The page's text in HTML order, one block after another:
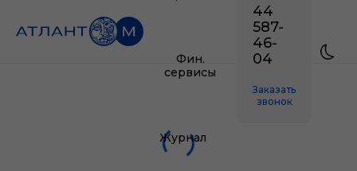
Фин.
сервисы
Журнал
44
587-
46-
04
Заказать
звонок